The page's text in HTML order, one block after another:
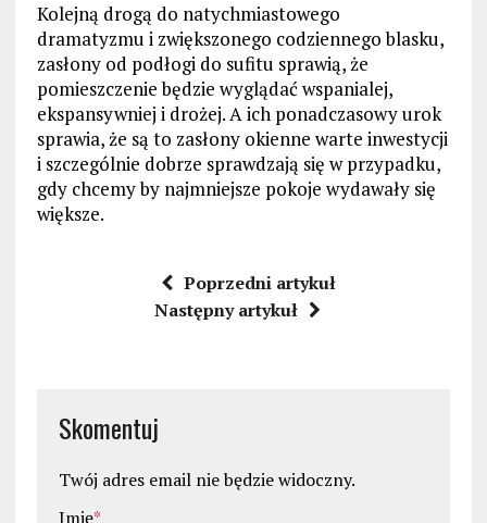
Kolejną drogą do natychmiastowego
dramatyzmu i zwiększonego codziennego blasku,
zasłony od podłogi do sufitu sprawią, że
pomieszczenie będzie wyglądać wspanialej,
ekspansywniej i drożej. A ich ponadczasowy urok
sprawia, że są to zasłony okienne warte inwestycji
i szczególnie dobrze sprawdzają się w przypadku,
gdy chcemy by najmniejsze pokoje wydawały się
większe.
Poprzedni artykuł
Następny artykuł
Skomentuj
Twój adres email nie będzie widoczny.
Imię*